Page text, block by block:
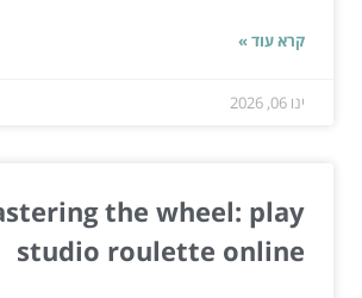
קרא עוד »
ינו 06, 2026
the wheel: play
studio roulette online